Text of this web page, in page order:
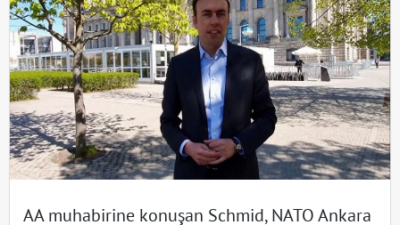
AA muhabirine konuşan Schmid, NATO Ankara